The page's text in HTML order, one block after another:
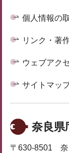
個人情報の
リンク・著
ウェブアク
サイトマッ
奈良県
〒630-8501 奈